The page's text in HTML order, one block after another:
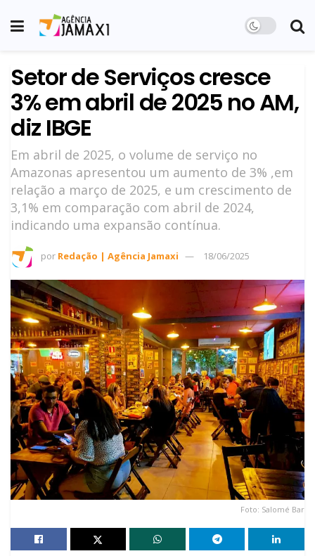
Setor de Serviços cresce
3% em abril de 2025 no AM,
diz IBGE
Em abril de 2025, o volume de serviço no
Amazonas apresentou um aumento de 3% ,em
relação a março de 2025, e um crescimento de
3,1% em comparação com abril de 2024,
indicando uma expansão contínua.
por Redação | Agência Jamaxi 18/06/2025
Foto: Salomé Bar